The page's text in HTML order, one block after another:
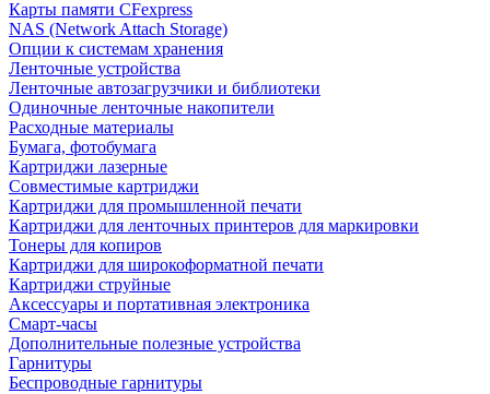
Карты памяти CFexpress
NAS (Network Attach Storage)
Опции к системам хранения
Ленточные устройства
Ленточные автозагрузчики и библиотеки
Одиночные ленточные накопители
Расходные материалы
Бумага, фотобумага
Картриджи лазерные
Совместимые картриджи
Картриджи для промышленной печати
Картриджи для ленточных принтеров для маркировки
Тонеры для копиров
Картриджи для широкоформатной печати
Картриджи струйные
Аксессуары и портативная электроника
Смарт-часы
Дополнительные полезные устройства
Гарнитуры
Беспроводные гарнитуры